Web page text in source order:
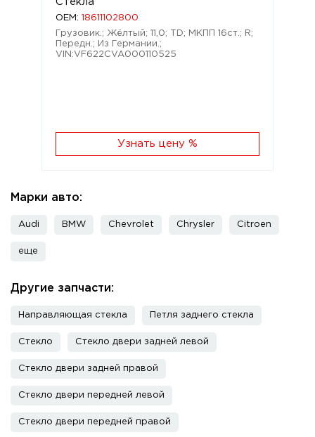
OEM: 18611102800
Грузовик.; Жёлтый; 11,0; TD; МКПП 16ст.; R;
Передн.; Из Германии.;
VIN:VF622CVA000110525
Узнать цену %
Марки авто:
Audi BMW Chevrolet Chrysler Citroen
еще
Другие запчасти:
Направляющая стекла Петля заднего стекла
Стекло Стекло двери задней левой
Стекло двери задней правой
Стекло двери передней левой
Стекло двери передней правой